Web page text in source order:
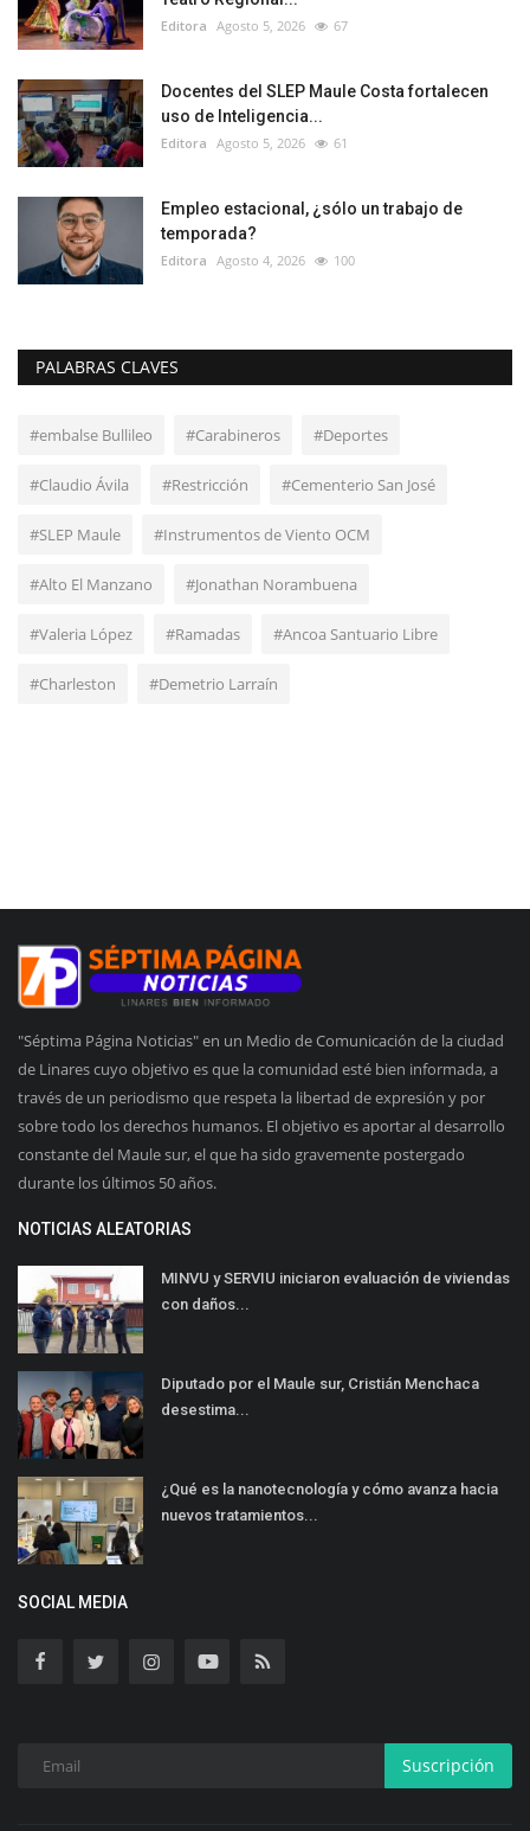
Editora Agosto 5, 2026 67
Docentes del SLEP Maule Costa fortalecen
uso de Inteligencia...
Editora Agosto 5, 2026 61
Empleo estacional, ¿sólo un trabajo de
temporada?
Editora Agosto 4, 2026 100
PALABRAS CLAVES
#embalse Bullileo #Carabineros #Deportes
#Claudio Ávila #Restricción #Cementerio San José
#SLEP Maule #Instrumentos de Viento OCM
#Alto El Manzano #Jonathan Norambuena
#Valeria López #Ramadas #Ancoa Santuario Libre
#Charleston #Demetrio Larraín
"Séptima Página Noticias" en un Medio de Comunicación de la ciudad
de Linares cuyo objetivo es que la comunidad esté bien informada, a
través de un periodismo que respeta la libertad de expresión y por
sobre todo los derechos humanos. El objetivo es aportar al desarrollo
constante del Maule sur, el que ha sido gravemente postergado
durante los últimos 50 años.
NOTICIAS ALEATORIAS
MINVU y SERVIU iniciaron evaluación de viviendas
con daños...
Diputado por el Maule sur, Cristián Menchaca
desestima...
¿Qué es la nanotecnología y cómo avanza hacia
nuevos tratamientos...
SOCIAL MEDIA
Suscripción